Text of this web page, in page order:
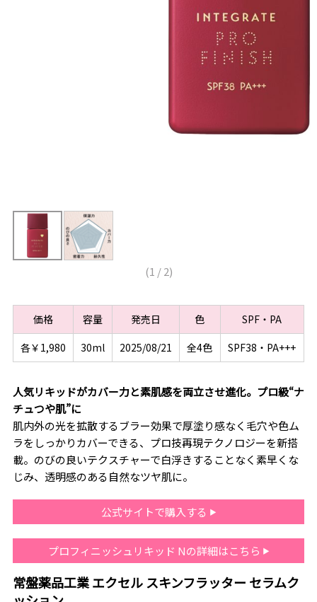
(1 /2)
価格 容量 発売日 色
SPF・PA
各￥1,980
30ml 2025/08/21 全4色 SPF38・PA+++
人気リキッドがカバー力と素肌感を両立させ進化。プロ級“ナ
チュつや肌”に
肌内外の光を拡散するブラー効果で厚塗り感なく毛穴や色ム
ラをしっかりカバーできる、プロ技再現テクノロジーを新搭
載。のびの良いテクスチャーで白浮きすることなく素早くな
じみ、透明感のある自然なツヤ肌に。
公式サイトで購入する
プロフィニッシュリキッド Nの詳細はこちら
常盤薬品工業 エクセル スキンフラッター セラムク